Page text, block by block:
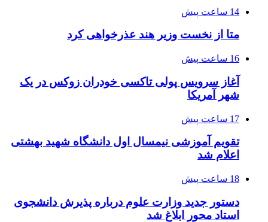
14 ساعت پیش
متا از نخست وزیر هند عذرخواهی کرد
16 ساعت پیش
آغاز سرویس پولی تاکسی خودران زوکس در یک
شهر آمریکا
17 ساعت پیش
تقویم آموزشی نیمسال اول دانشگاه شهید بهشتی
اعلام شد
18 ساعت پیش
دستور جدید وزارت علوم درباره پذیرش دانشجوی
استاد محور ابلاغ شد